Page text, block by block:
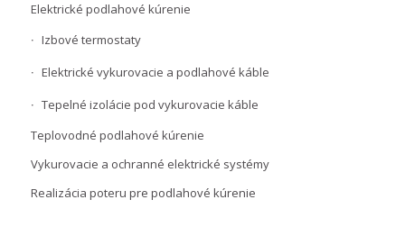
Elektrické podlahové kúrenie
Izbové termostaty
Elektrické vykurovacie a podlahové káble
Tepelné izolácie pod vykurovacie káble
Teplovodné podlahové kúrenie
Vykurovacie a ochranné elektrické systémy
Realizácia poteru pre podlahové kúrenie